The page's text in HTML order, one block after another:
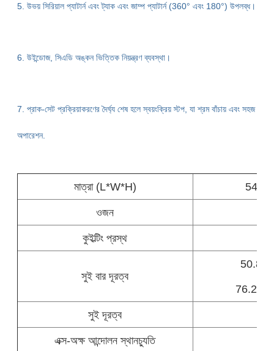
5. উভয় সিরিয়াল প্যাটার্ন এবং ট্যাক এবং জাম্প প্যাটার্ন (360° এবং 180°) উপলব্ধ।
6. উইন্ডোজ, সিএডি অঙ্কন ভিত্তিক নিয়ন্ত্রণ ব্যবস্থা।
7. প্রাক-সেট প্রক্রিয়াকরণের দৈর্ঘ্য শেষ হলে স্বয়ংক্রিয় স্টপ, যা শ্রম বাঁচায় এবং সহজ
অপারেশন.
মাত্রা (L*W*H)
ওজন
কুইল্টিং প্রস্থ
সুই বার দূরত্ব
50.8,
76.2,
সুই দূরত্ব
এক্স-অক্ষ আন্দোলন স্থানচ্যুতি